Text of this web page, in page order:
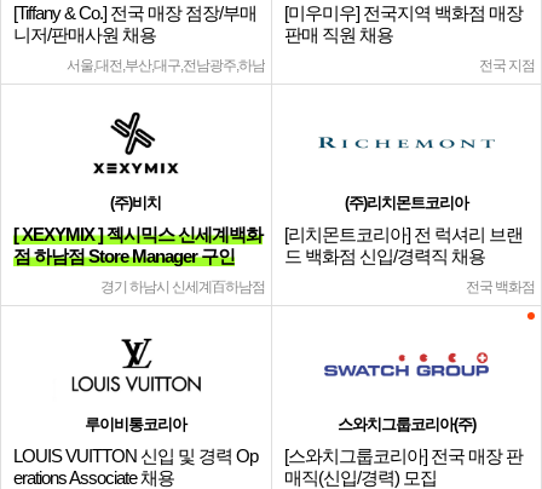
[Tiffany & Co.] 전국 매장 점장/부매
니저/판매사원 채용
서울,대전,부산,대구,전남광주,하남
[미우미우] 전국지역 백화점 매장
판매 직원 채용
전국 지점
(주)비치
[ XEXYMIX ] 젝시믹스 신세계백화
점 하남점 Store Manager 구인
경기 하남시 신세계百하남점
(주)리치몬트코리아
[리치몬트코리아] 전 럭셔리 브랜
드 백화점 신입/경력직 채용
전국 백화점
루이비통코리아
LOUIS VUITTON 신입 및 경력 Op
erations Associate 채용
스와치그룹코리아(주)
[스와치그룹코리아] 전국 매장 판
매직(신입/경력) 모집